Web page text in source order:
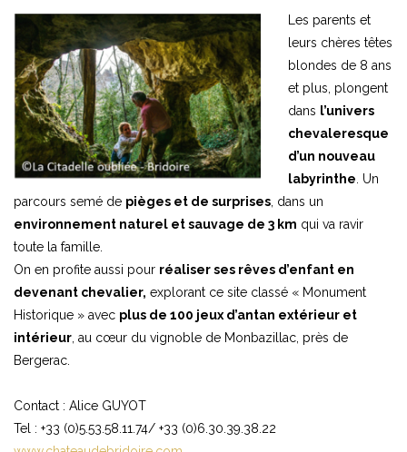
Les parents et
leurs chères têtes
blondes de 8 ans
et plus, plongent
dans l’univers
chevaleresque
d’un nouveau
labyrinthe. Un
parcours semé de pièges et de surprises, dans un
environnement naturel et sauvage de 3 km qui va ravir
toute la famille.
On en profite aussi pour réaliser ses rêves d’enfant en
devenant chevalier, explorant ce site classé « Monument
Historique » avec plus de 100 jeux d’antan extérieur et
intérieur, au cœur du vignoble de Monbazillac, près de
Bergerac.
Contact : Alice GUYOT
Tel : +33 (0)5.53.58.11.74/ +33 (0)6.30.39.38.22